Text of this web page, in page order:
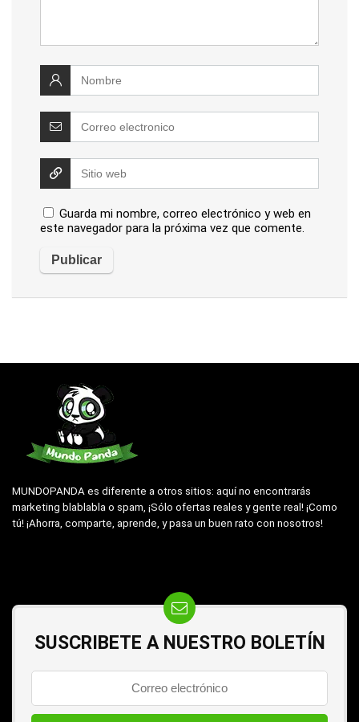
Guarda mi nombre, correo electrónico y web en
este navegador para la próxima vez que comente.
MUNDOPANDA es diferente a otros sitios: aquí no encontrarás
marketing blablabla o spam, ¡Sólo ofertas reales y gente real! ¡Como
tú! ¡Ahorra, comparte, aprende, y pasa un buen rato con nosotros!
SUSCRIBETE A NUESTRO BOLETÍN